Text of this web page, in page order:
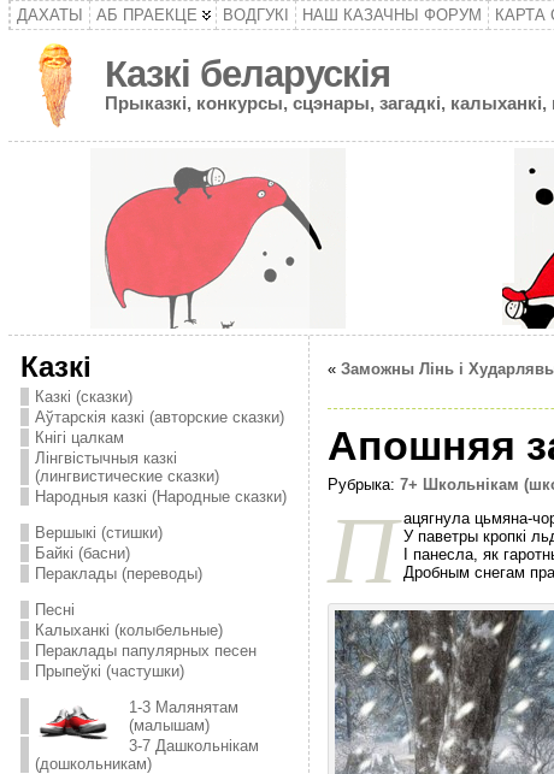
ДАХАТЫ АБ ПРАЕКЦЕ ВОДГУКІ НАШ КАЗАЧНЫ ФОРУМ КАРТА
Казкі беларускія
Прыказкі, конкурсы, сцэнары, загадкі,
Казкі
Казкі (сказки)
Аўтарскія казкі (авторские сказки)
Кнігі цалкам
Лінгвістычныя казкі
(лингвистические сказки)
Народныя казкі (Народные сказки)
Вершыкі (стишки)
Байкі (басни)
Пераклады (переводы)
Песні
Калыханкі (колыбельные)
Пераклады папулярных песен
Прыпеўкі (частушки)
1-3 Малянятам
(малышам)
3-7 Дашкольнікам
(дошкольникам)
« Заможны Лiнь i
Апошняя
Рубрыка: 7+ Школьнікам
П ацягнула цьмяна-
У паветры кропкi
I панесла, як
Дробным снегам